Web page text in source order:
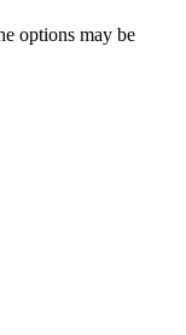
options may be